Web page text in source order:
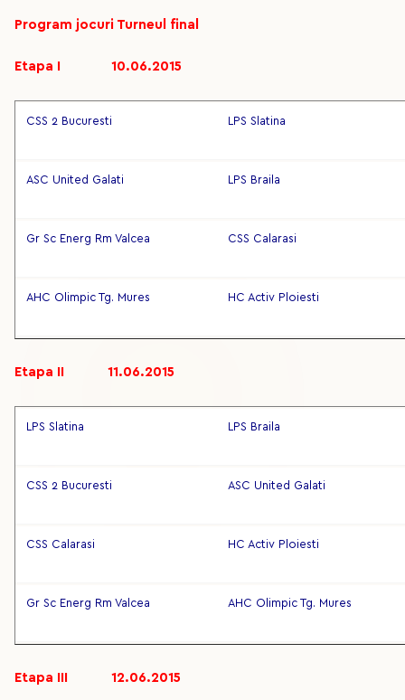
Program jocuri Turneul final
Etapa I 10.06.2015
CSS 2 Bucuresti LPS Slatina
ASC United Galati LPS Braila
Gr Sc Energ Rm Valcea CSS Calarasi
AHC Olimpic Tg. Mures HC Activ Ploiesti
Etapa II 11.06.2015
LPS Slatina LPS Braila
CSS 2 Bucuresti ASC United Galati
CSS Calarasi HC Activ Ploiesti
Gr Sc Energ Rm Valcea AHC Olimpic Tg. Mures
Etapa III 12.06.2015